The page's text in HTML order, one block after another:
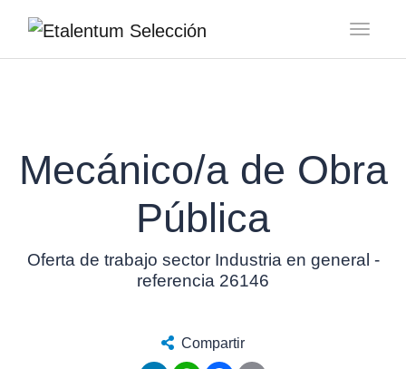
Mecánico/a de Obra
Pública
Oferta de trabajo sector Industria en general -
referencia 26146
Compartir